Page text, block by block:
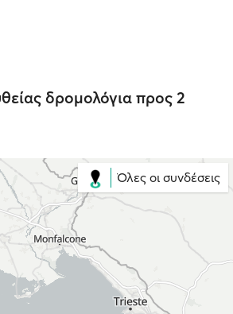
δρομολόγια προς 2
Όλες οι συνδέσεις